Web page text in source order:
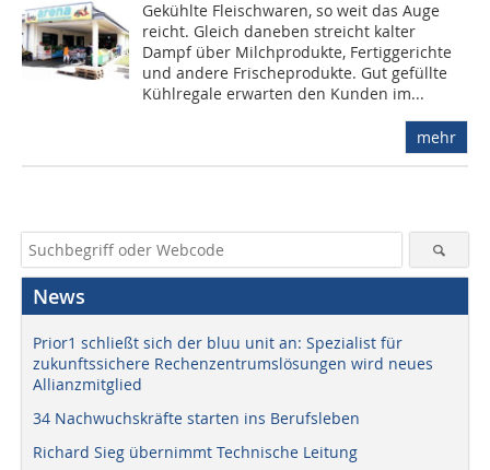
Gekühlte Fleischwaren, so weit das Auge
reicht. Gleich daneben streicht kalter
Dampf über Milchprodukte, Fertiggerichte
und andere Frischeprodukte. Gut gefüllte
Kühlregale erwarten den Kunden im...
mehr
News
Prior1 schließt sich der bluu unit an: Spezialist für
zukunftssichere Rechenzentrumslösungen wird neues
Allianzmitglied
34 Nachwuchskräfte starten ins Berufsleben
Richard Sieg übernimmt Technische Leitung